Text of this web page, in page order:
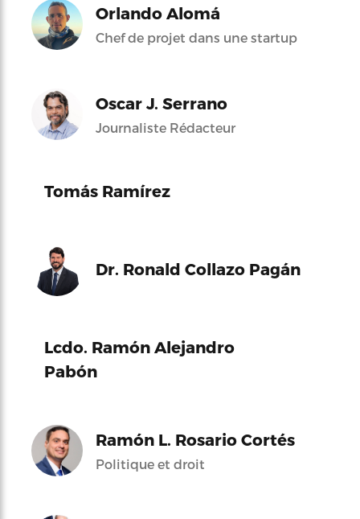
Orlando Alomá
Chef de projet dans une startup
Oscar J. Serrano
Journaliste Rédacteur
Tomás Ramírez
Dr. Ronald Collazo Pagán
Lcdo. Ramón Alejandro
Pabón
Ramón L. Rosario Cortés
Politique et droit